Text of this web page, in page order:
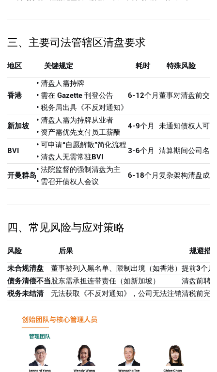
三、主要司法管辖区清盘要求
地区 关键规定 耗时 特殊风险
香港
• 清盘人需持牌
• 需在 Gazette 刊登公告
• 税务局出具《不反对通知》
6-12个月董事对清盘前交
新加坡
• 清盘人需为持牌从业者
• 资产需优先支付员工薪酬
4-9个月 未通知债权人可
BVI
• 可申请“自愿解散”简化流程
• 清盘人无需常驻BVI
3-6个月 清算期间公司名
开曼群岛
• 法院监督的强制清盘为主
• 需召开债权人会议
6-18个月复杂架构清盘成
四、常见风险与应对策略
风险 后果
规避措
未合规清盘
董事被列入黑名单、限制出境（如香港） 提前3个月
债务清偿不当股东需承担连带责任（如新加坡）
清盘前聘
税务未结清
无法获取《不反对通知》，公司无法注销清税前完